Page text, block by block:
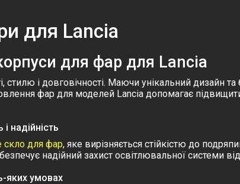
для Lancia
для фар для Lancia
стилю і довговічності. Маючи унікальний дизайн та
фар для моделей Lancia допомагає підвищити
надійність
скло для фар, яке вирізняється стійкістю до
надійний захист освітлювальної
яких умовах